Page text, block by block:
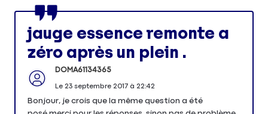
jauge essence remonte a
zéro après un plein .
DOMA61134365
Le 23 septembre 2017à 22:42
Bonjour, je crois que la même question a été